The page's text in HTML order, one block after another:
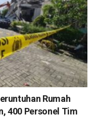
Rumah
400 Personel Tim